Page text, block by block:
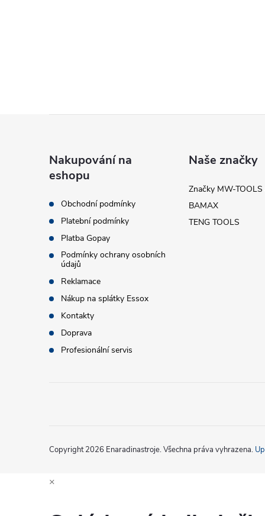
c
í
p
r
v
y
v
ý
Nakupování na
eshopu
Obchodní podmínky
Platební podmínky
Platba Gopay
Podmínky ochrany osobních
údajů
Reklamace
Nákup na splátky Essox
Kontakty
Doprava
Profesionální servis
Naše značky
Značky MW-TOOLS
BAMAX
TENG TOOLS
Copyright 2026 Enaradinastroje. Všechna práva vyhrazena.
×